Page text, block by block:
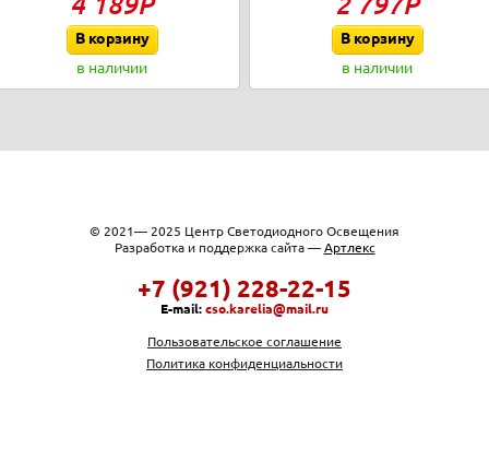
В корзину
в наличии
В корзину
в наличии
© 2021— 2025 Центр Светодиодного Освещения
Разработка и поддержка сайта — Артлекс
+7 (921) 228-22-15
E-mail: cso.karelia@mail.ru
Пользовательское соглашение
Политика конфиденциальности